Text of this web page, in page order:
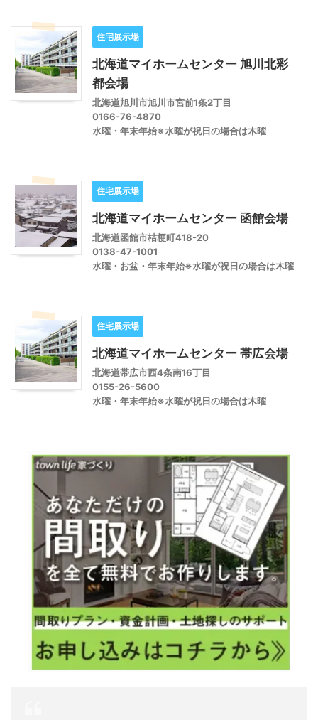
住宅展示場
北海道マイホームセンター 旭川北彩
都会場
北海道旭川市旭川市宮前1条2丁目
0166-76-4870
水曜・年末年始※水曜が祝日の場合は木曜
住宅展示場
北海道マイホームセンター 函館会場
北海道函館市桔梗町418-20
0138-47-1001
水曜・お盆・年末年始※水曜が祝日の場合は木曜
住宅展示場
北海道マイホームセンター 帯広会場
北海道帯広市西4条南16丁目
0155-26-5600
水曜・年末年始※水曜が祝日の場合は木曜